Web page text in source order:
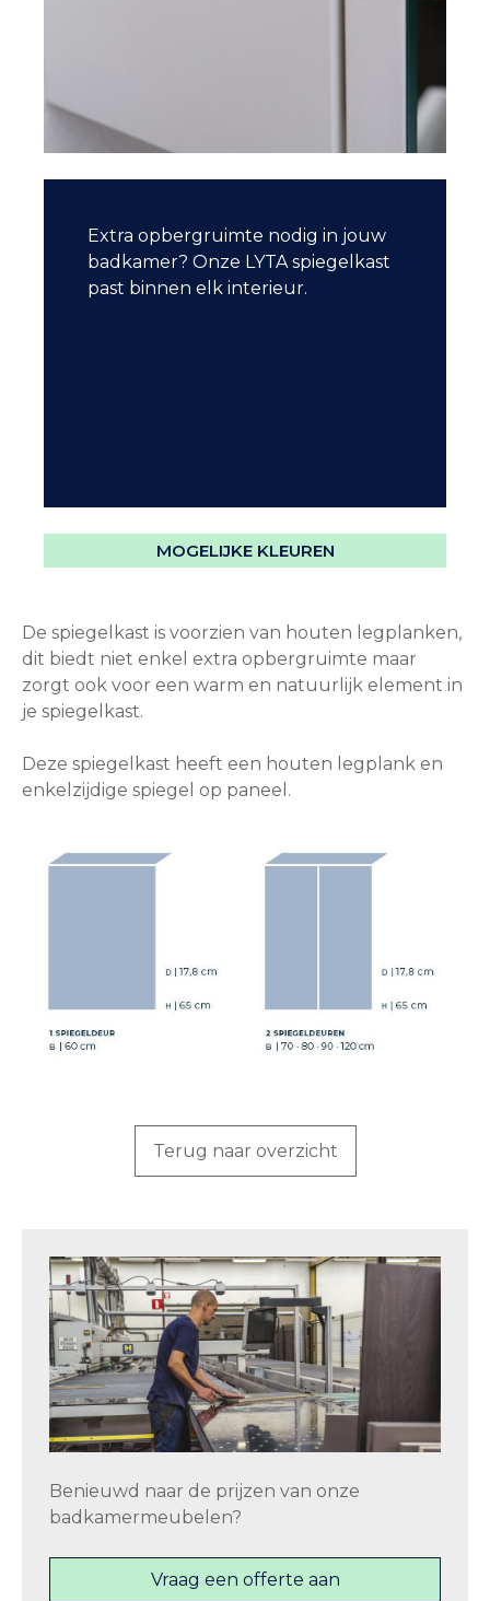
Extra opbergruimte nodig in jouw
badkamer? Onze LYTA spiegelkast
past binnen elk interieur.
MOGELIJKE KLEUREN
De spiegelkast is voorzien van houten legplanken,
dit biedt niet enkel extra opbergruimte maar
zorgt ook voor een warm en natuurlijk element in
je spiegelkast.
Deze spiegelkast heeft een houten legplank en
enkelzijdige spiegel op paneel.
Terug naar overzicht
Benieuwd naar de prijzen van onze
badkamermeubelen?
Vraag een offerte aan